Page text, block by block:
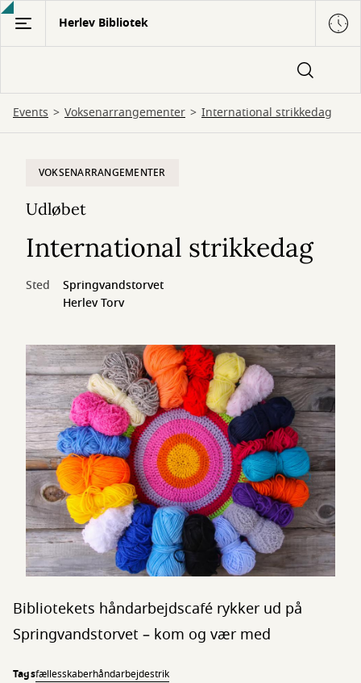
Gå
hovedindhold
Herlev Bibliotek
Events Voksenarrangementer International strikkedag
VOKSENARRANGEMENTER
Udløbet
International strikkedag
Sted
Springvandstorvet
Herlev Torv
Bibliotekets håndarbejdscafé rykker ud på
Springvandstorvet – kom og vær med
Tagsfællesskaberhåndarbejdestrik